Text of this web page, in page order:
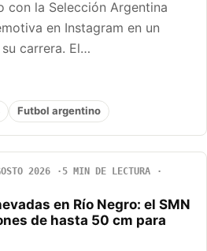
con la Selección Argentina
en Instagram en un
carrera. El…
Futbol argentino
2026
5 MIN DE LECTURA
en Río Negro: el SMN
de hasta 50 cm para